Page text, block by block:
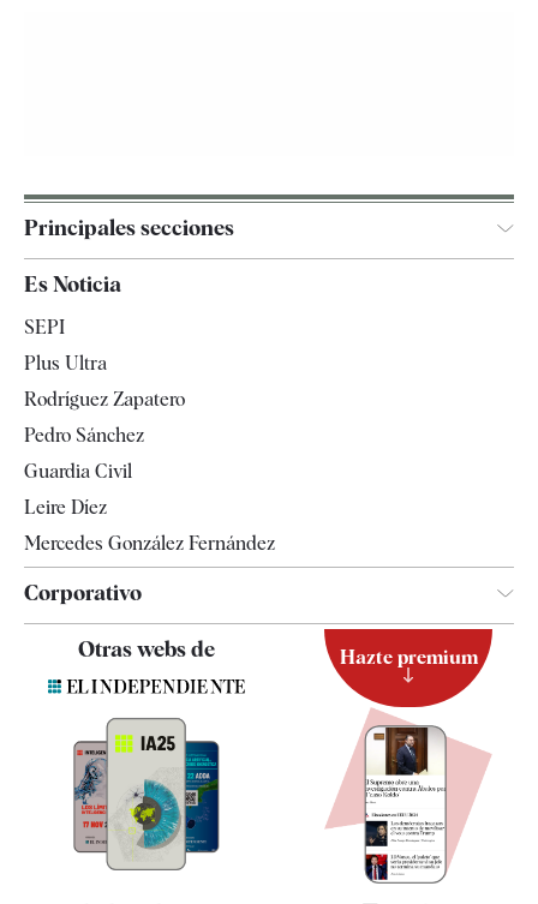
Principales secciones
España
Televisión
Es Noticia
SEPI
Plus Ultra
Rodríguez Zapatero
Pedro Sánchez
Guardia Civil
Leire Díez
Mercedes González Fernández
Corporativo
Contacto
Quiénes somos
Especificaciones
Otras webs de Hazte premium